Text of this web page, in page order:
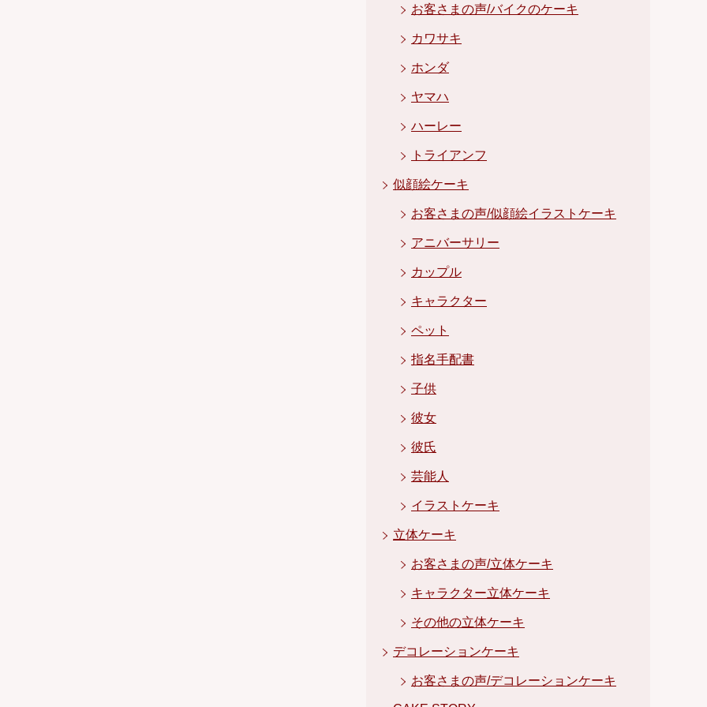
お客さまの声/バイクのケーキ
カワサキ
ホンダ
ヤマハ
ハーレー
トライアンフ
似顔絵ケーキ
お客さまの声/似顔絵イラストケーキ
アニバーサリー
カップル
キャラクター
ペット
指名手配書
子供
彼女
彼氏
芸能人
イラストケーキ
立体ケーキ
お客さまの声/立体ケーキ
キャラクター立体ケーキ
その他の立体ケーキ
デコレーションケーキ
お客さまの声/デコレーションケーキ